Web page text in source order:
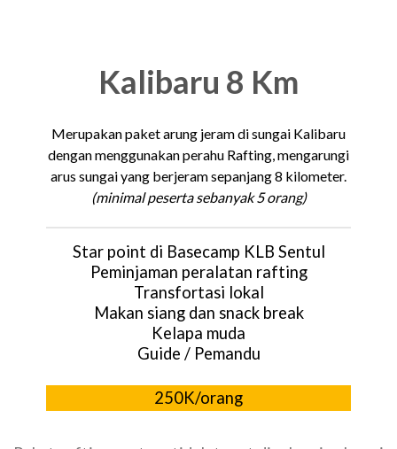
Kalibaru 8 Km
Merupakan paket arung jeram di sungai Kalibaru
dengan menggunakan perahu Rafting, mengarungi
arus sungai yang berjeram sepanjang 8 kilometer.
(minimal peserta sebanyak 5 orang)
Star point di Basecamp KLB Sentul
Peminjaman peralatan rafting
Transfortasi lokal
Makan siang dan snack break
Kelapa muda
Guide / Pemandu
250K/orang